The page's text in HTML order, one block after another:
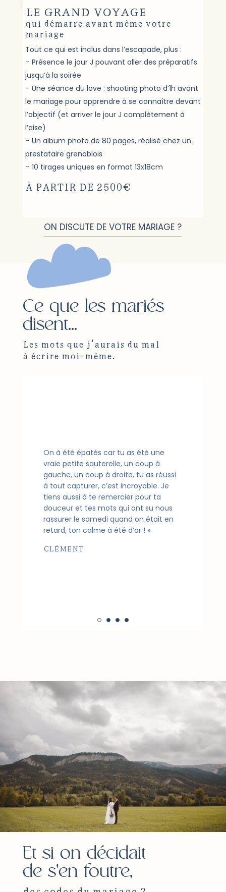
LE GRAND VOYAGE
qui démarre avant même votre
mariage
Tout ce qui est inclus dans l’escapade, plus :
Présence le jour J pouvant aller des préparatifs
jusqu’à la soirée
Une séance du love : shooting photo d’1h avant
le mariage pour apprendre à se connaître devant
l’objectif (et arriver le jour J complètement à
l’aise)
Un album photo de 80 pages, réalisé chez un
prestataire grenoblois
10 tirages uniques en format 13x18cm
À PARTIR DE 2500€
ON DISCUTE DE VOTRE MARIAGE ?
Ce que les mariés
disent...
Les mots que j'aurais du mal
à écrire moi-même.
On à été épatés car tu as été une
vraie petite sauterelle, un coup à
gauche, un coup à droite, tu as réussi
à tout capturer, c’est incroyable. Je
tiens aussi à te remercier pour ta
douceur et tes mots qui ont su nous
rassurer le samedi quand on était en
retard, ton calme à été d’or ! »
CLÉMENT
Et si on décidait
de s'en foutre,